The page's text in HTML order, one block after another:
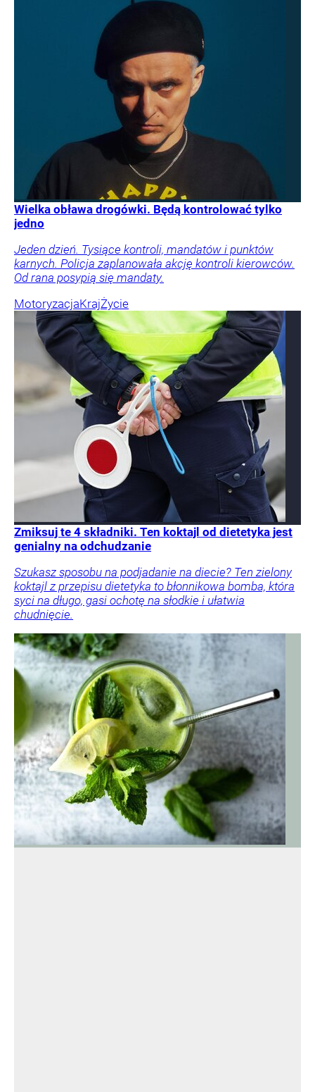
Wielka obława drogówki. Będą kontrolować tylko
jedno
Jeden dzień. Tysiące kontroli, mandatów i punktów
karnych. Policja zaplanowała akcję kontroli kierowców.
Od rana posypią się mandaty.
MotoryzacjaKrajŻycie
Zmiksuj te 4 składniki. Ten koktajl od dietetyka jest
genialny na odchudzanie
Szukasz sposobu na podjadanie na diecie? Ten zielony
koktajl z przepisu dietetyka to błonnikowa bomba, która
syci na długo, gasi ochotę na słodkie i ułatwia
chudnięcie.